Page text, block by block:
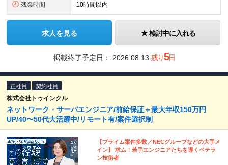
残業時間 10時間以内
求人を見る 検討中に入れる
掲載終了予定日： 2026.08.13 残り5日
正社員 契約社員
株式会社トゥインクル
ネットワーク・サーバエンジニア/前給保証＋最大年収150万円
UP/40〜50代大活躍中/リモート有/案件選択制
【プライム案件多数／NECグループなどの大手メ
イン】 求ム！若手エンジニアたちを導くベテラ
ン技術者